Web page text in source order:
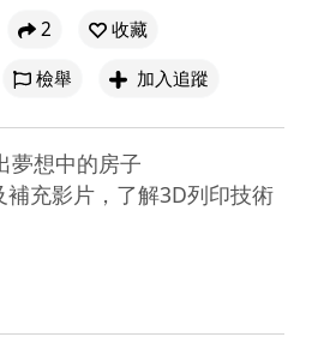
2
收藏
檢舉 加入追蹤
夢想中的房子
充影片，了解3D列印技術